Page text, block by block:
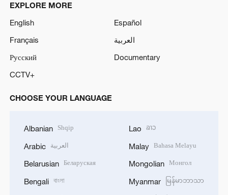
EXPLORE MORE
English
Español
Français
العربية
Русский
Documentary
CCTV+
CHOOSE YOUR LANGUAGE
Albanian Shqip
Arabic العربية
Belarusian Беларуская
Bengali বাংলা
Lao ລາວ
Malay Bahasa Melayu
Mongolian Монгол
Myanmar မြန်မာဘာသာ